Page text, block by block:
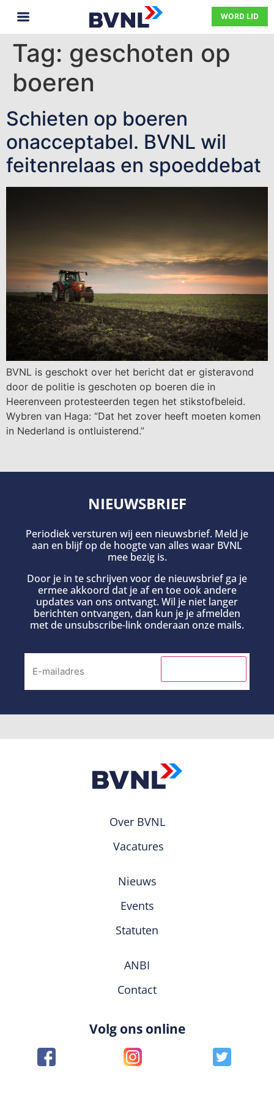
WORD LID
Tag: geschoten op
boeren
Schieten op boeren
onacceptabel. BVNL wil
feitenrelaas en spoeddebat
BVNL is geschokt over het bericht dat er gisteravond
door de politie is geschoten op boeren die in
Heerenveen protesteerden tegen het stikstofbeleid.
Wybren van Haga: “Dat het zover heeft moeten komen
in Nederland is ontluisterend.”
NIEUWSBRIEF
Periodiek versturen wij een nieuwsbrief. Meld je
aan en blijf op de hoogte van alles waar BVNL
mee bezig is.
Door je in te schrijven voor de nieuwsbrief ga je
ermee akkoord dat je af en toe ook andere
updates van ons ontvangt. Wil je niet langer
berichten ontvangen, dan kun je je afmelden
met de unsubscribe-link onderaan onze mails.
Over BVNL
Vacatures
Nieuws
Events
Statuten
ANBI
Contact
Volg ons online